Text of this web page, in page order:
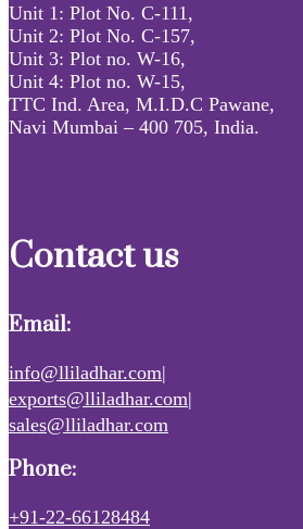
Unit 1: Plot No. C-111,
Unit 2: Plot No. C-157,
Unit 3: Plot no. W-16,
Unit 4: Plot no. W-15,
TTC Ind. Area, M.I.D.C Pawane,
Navi Mumbai – 400 705, India.
Contact us
Email:
info@lliladhar.com|
exports@lliladhar.com|
sales@lliladhar.com
Phone:
+91-22-66128484